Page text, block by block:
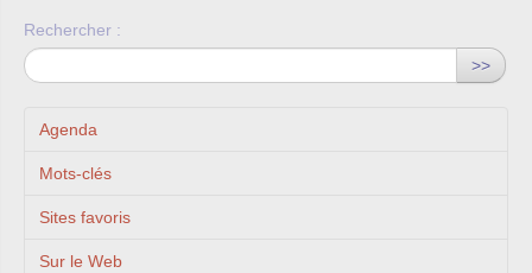
Rechercher :
>>
Agenda
Mots-clés
Sites favoris
Sur le Web